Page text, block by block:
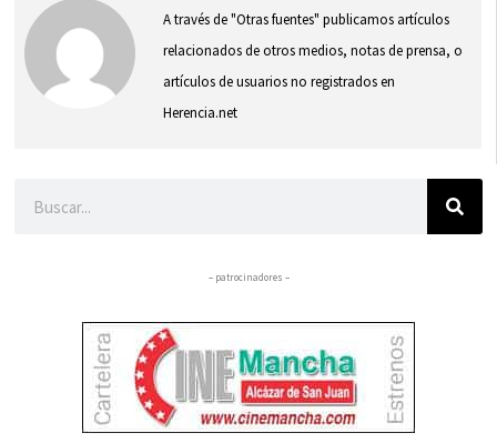
A través de "Otras fuentes" publicamos artículos
relacionados de otros medios, notas de prensa, o
artículos de usuarios no registrados en
Herencia.net
– patrocinadores –